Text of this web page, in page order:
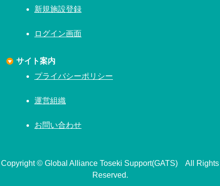
新規施設登録
ログイン画面
サイト案内
プライバシーポリシー
運営組織
お問い合わせ
Copyright © Global Alliance Toseki Support(GATS) All Rights
Reserved.